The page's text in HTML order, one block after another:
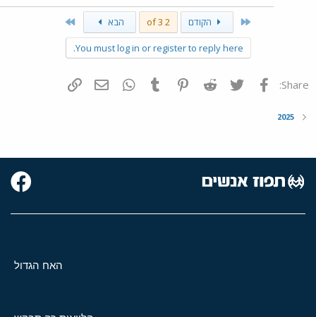
First הקודם 2 of 3 הבא
You must log in or register to reply here.
Share: פייסבוק Twitter
Reddit
Pinterest
Tumblr
WhatsAppדואר אלקטרוני
2025
האח הגדול